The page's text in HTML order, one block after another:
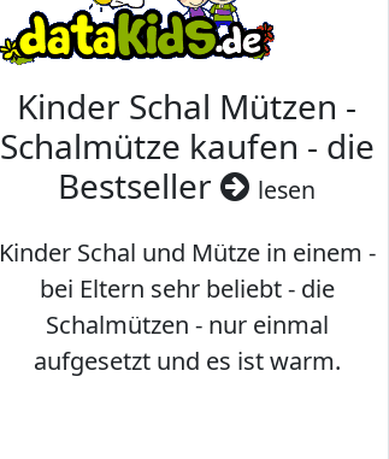
Kinder Schal Mützen -
Schalmütze kaufen - die
Bestseller
lesen
Kinder Schal und Mütze in einem -
bei Eltern sehr beliebt - die
Schalmützen - nur einmal
aufgesetzt und es ist warm.